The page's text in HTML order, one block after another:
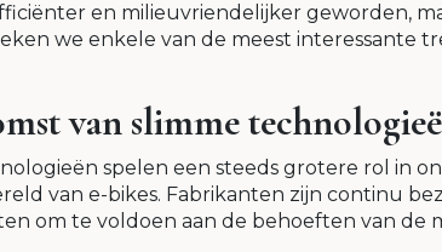
en milieuvriendelijker geworden,
we enkele van de meest interessante
van slimme
spelen een steeds grotere rol in
van e-bikes. Fabrikanten zijn continu
om te voldoen aan de behoeften van de